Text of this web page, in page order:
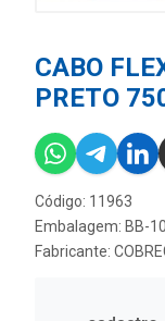
CABO
PRETO
Código: 11963
Embalagem: BB-
Fabricante: